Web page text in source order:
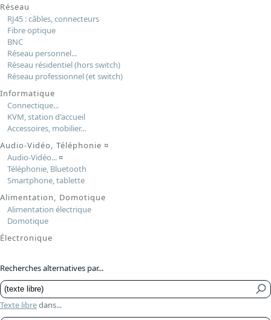
Réseau
RJ45 : câbles, connecteurs
Fibre optique
BNC
Réseau personnel...
Réseau résidentiel (hors switch)
Réseau professionnel (et switch)
Informatique
Connectique...
KVM, station d'accueil
Accessoires, mobilier...
Audio-Vidéo, Téléphonie ¤
Audio-Vidéo...¤
Téléphonie, Bluetooth
Smartphone, tablette
Alimentation, Domotique
Alimentation électrique
Domotique
Électronique
Recherches alternatives par...
Texte libredans...